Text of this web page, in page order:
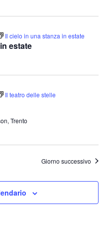
estate
Il cielo in una stanza in estate
Il teatro delle stelle
Trento
Giorno successivo